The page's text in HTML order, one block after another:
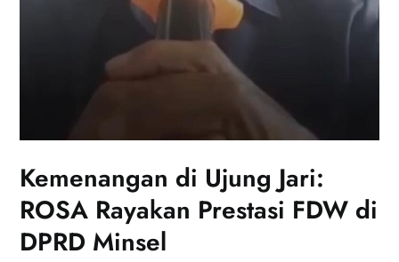
Kemenangan di Ujung Jari:
ROSA Rayakan Prestasi FDW di
DPRD Minsel